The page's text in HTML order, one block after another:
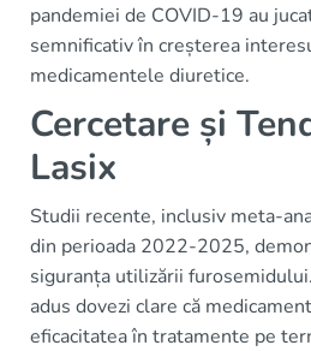
pandemiei de COVID-19 au
semnificativ în creșterea
medicamentele diuretice.
Cercetare și
Lasix
Studii recente, inclusiv meta-
din perioada 2022-2025,
siguranța utilizării
adus dovezi clare că
eficacitatea în tratamente pe